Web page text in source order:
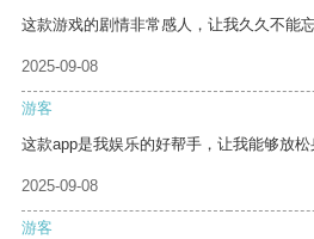
这款游戏的剧情非常感人，让我久久不能忘
2025-09-08
游客
这款app是我娱乐的好帮手，让我能够放松
2025-09-08
游客